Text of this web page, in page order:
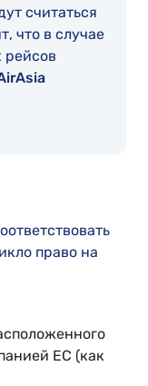
считаться
что в случае
рейсов
право на
ЕС (как